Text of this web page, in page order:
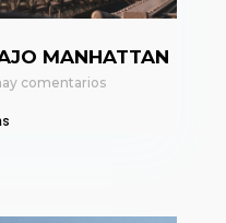
MANHATTAN
comentarios